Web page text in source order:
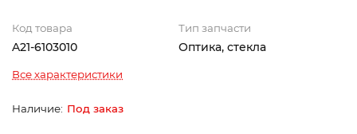
Код товара
A21-6103010
Тип запчасти
Оптика, стекла
Все характеристики
Под заказ